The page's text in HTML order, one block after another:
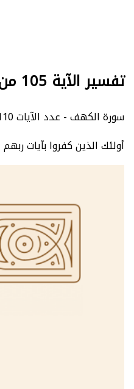
تفسير الآية 105 من سورة الكهف
سورة الكهف - عدد الآيات 110 - رقم السورة 18 - صفحة السورة في المصحف الشريف 304.
أولئك الذين كفروا بآيات ربهم ولقائه فحبطت - تفسير و معنى الآية